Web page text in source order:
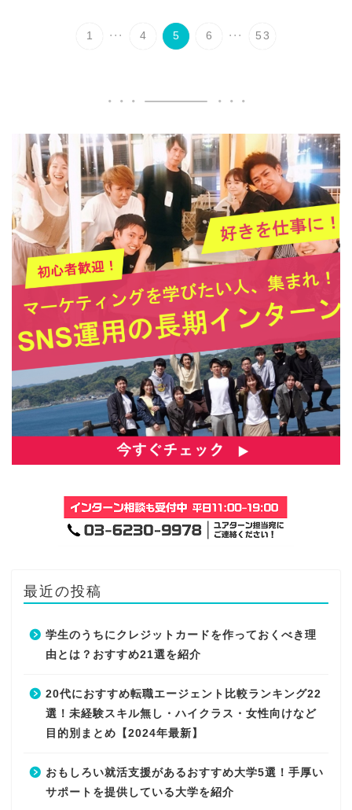
1 ... 4 5 6 ... 53
最近の投稿
学生のうちにクレジットカードを作っておくべき理
由とは？おすすめ21選を紹介
20代におすすめ転職エージェント比較ランキング22
選！未経験スキル無し・ハイクラス・女性向けなど
目的別まとめ【2024年最新】
おもしろい就活支援があるおすすめ大学5選！手厚い
サポートを提供している大学を紹介